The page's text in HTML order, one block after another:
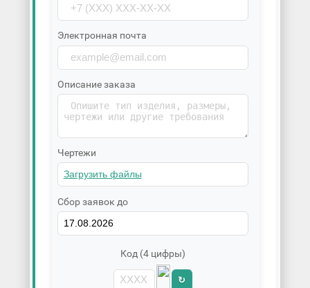
Электронная почта
Описание заказа
Чертежи
Сбор заявок до
Код (4 цифры)
↻